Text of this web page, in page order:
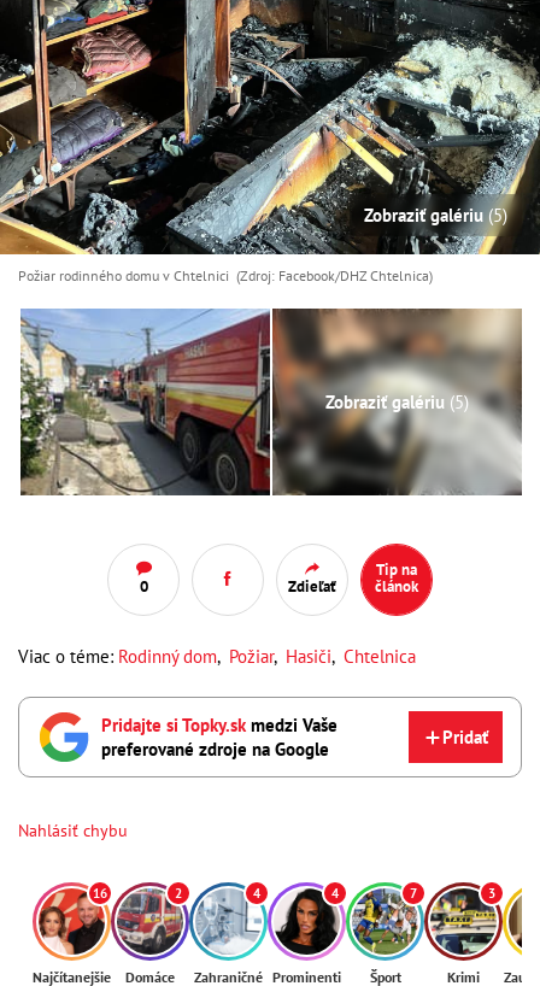
Zobraziť galériu (5)
Požiar rodinného domu v Chtelnici (Zdroj: Facebook/DHZ Chtelnica)
Zobraziť galériu (5)
0 Zdieľať
Tip na
článok
Viac o téme: Rodinný dom, Požiar, Hasiči, Chtelnica
Pridajte si Topky.sk medzi Vaše
preferované zdroje na Google
Pridať
Nahlásiť chybu
16
Najčítanejšie
2
Domáce
4
Zahraničné
4
Prominenti
7
Šport
3
Krimi